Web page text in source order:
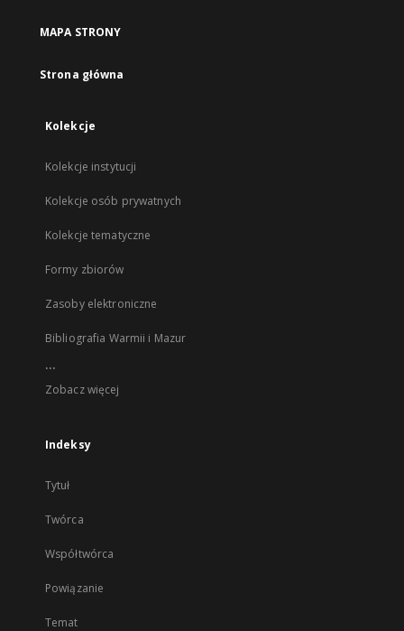
MAPA STRONY
Strona główna
Kolekcje
Kolekcje instytucji
Kolekcje osób prywatnych
Kolekcje tematyczne
Formy zbiorów
Zasoby elektroniczne
Bibliografia Warmii i Mazur
...
Zobacz więcej
Indeksy
Tytuł
Twórca
Współtwórca
Powiązanie
Temat